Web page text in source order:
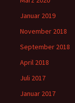
Januar 2019
November 2018
September 2018
April 2018
Juli 2017
Januar 2017